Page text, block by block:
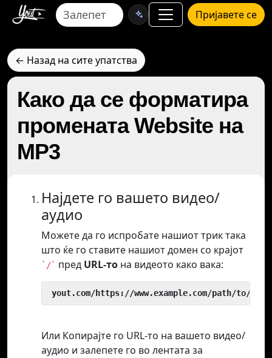
Пријавете се
← Назад на сите упатства
Како да се форматира
промената Website на
MP3
Најдете го вашето видео/
аудио
Можете да го испробате нашиот трик така
што ќе го ставите нашиот домен со крајот
`/` пред URL-то на видеото како вака:
yout.com/https://www.example.com/path/to/
Или Копирајте го URL-то на вашето видео/
аудио и залепете го во лентата за